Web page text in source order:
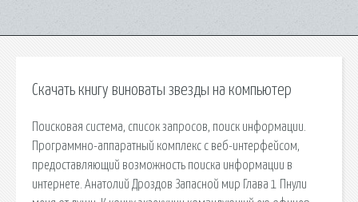
Скачать книгу виноваты звезды на компьютер
Поисковая сиcтема, список запросов, поиск информации.
Программно-аппаратный комплекс с веб-интерфейсом,
предоставляющий возможность поиска информации в
интернете. Анатолий Дроздов Запасной мир Глава 1 Пнули